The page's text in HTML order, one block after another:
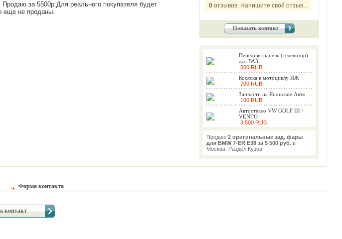
за 5500р.Для реального покупателя будет
еще не проданы.
0отзывов. Напишите свой отзыв...
Показать контакт
Передняя панель (телевизор)
для ВАЗ
500 RUB
Коляска к мотоциклу ИЖ
700 RUB
Запчасти на Японские Авто
100 RUB
Автостекло VW GOLF III /
VENTO
3,500 RUB
Продаю 2 оригинальные зад. фары
для BMW 7-ER E38 за 5 500 руб. в
Москва. Раздел Кузов
Форма контакта
контакт